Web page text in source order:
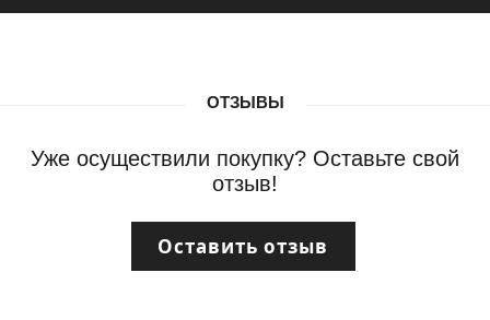
ОТЗЫВЫ
Уже осуществили покупку? Оставьте свой
отзыв!
Оставить отзыв